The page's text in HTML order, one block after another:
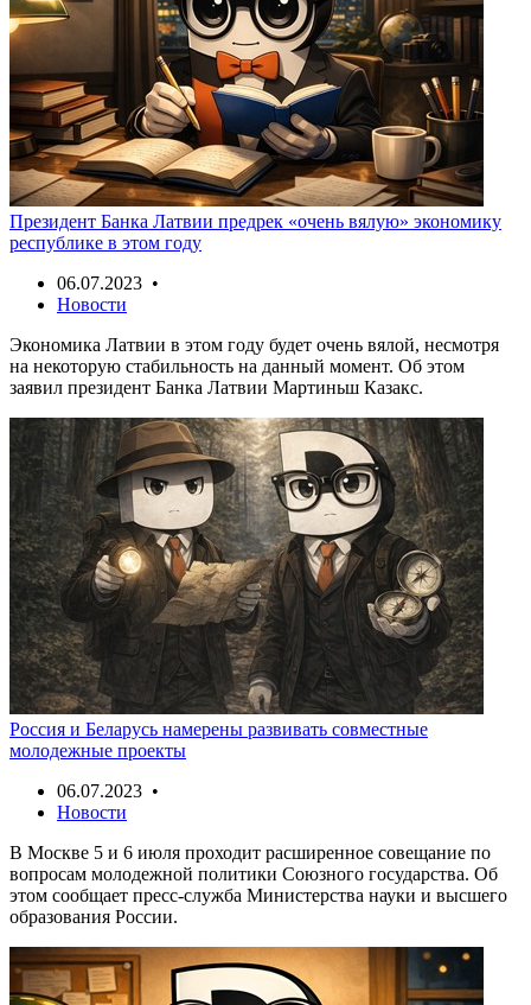
Президент Банка Латвии предрек «очень вялую» экономику
республике в этом году
06.07.2023 •
Новости
Экономика Латвии в этом году будет очень вялой, несмотря
на некоторую стабильность на данный момент. Об этом
заявил президент Банка Латвии Мартиньш Казакс.
Россия и Беларусь намерены развивать совместные
молодежные проекты
06.07.2023 •
Новости
В Москве 5 и 6 июля проходит расширенное совещание по
вопросам молодежной политики Союзного государства. Об
этом сообщает пресс-служба Министерства науки и высшего
образования России.